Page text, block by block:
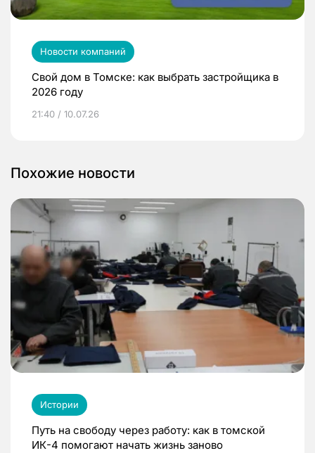
Новости компаний
Свой дом в Томске: как выбрать застройщика в
2026 году
21:40 / 10.07.26
Похожие новости
Истории
Путь на свободу через работу: как в томской
ИК-4 помогают начать жизнь заново